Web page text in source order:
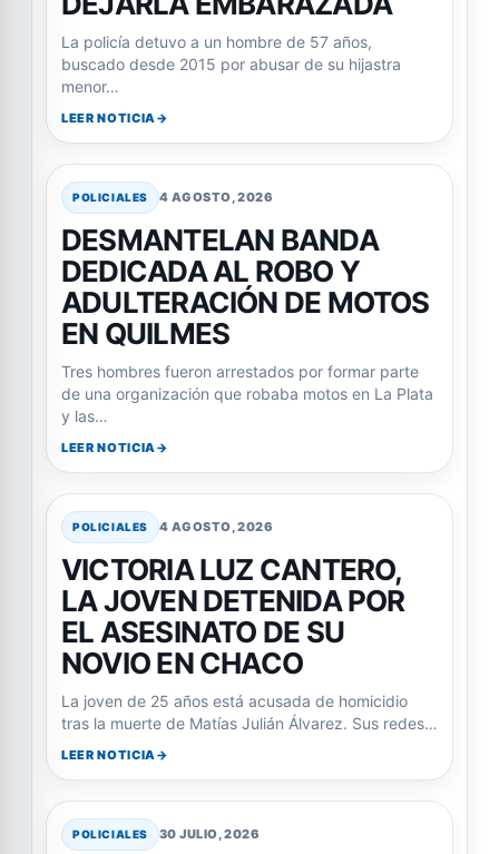
La policía detuvo a un hombre de 57 años,
buscado desde 2015 por abusar de su hijastra
menor…
LEER NOTICIA
POLICIALES 4 AGOSTO, 2026
DESMANTELAN BANDA
DEDICADA AL ROBO Y
ADULTERACIÓN DE MOTOS
EN QUILMES
Tres hombres fueron arrestados por formar parte
de una organización que robaba motos en La Plata
y las…
LEER NOTICIA
POLICIALES 4 AGOSTO, 2026
VICTORIA LUZ CANTERO,
LA JOVEN DETENIDA POR
EL ASESINATO DE SU
NOVIO EN CHACO
La joven de 25 años está acusada de homicidio
tras la muerte de Matías Julián Álvarez. Sus redes…
LEER NOTICIA
POLICIALES 30 JULIO, 2026